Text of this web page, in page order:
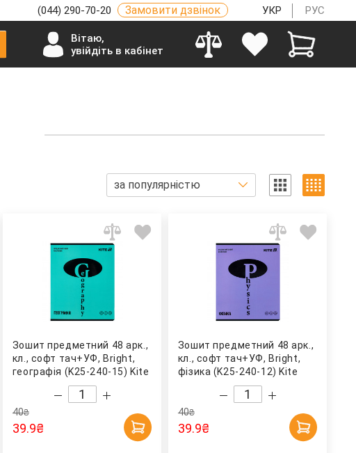
(044) 290-70-20 Замовити дзвінок УКР РУС
Вітаю,
увійдіть в кабінет
Зошит предметний 48 арк.,
кл., софт тач+УФ, Bright,
географія (K25-240-15) Kite
40₴
39.9₴
Зошит предметний 48 арк.,
кл., софт тач+УФ, Bright,
фізика (K25-240-12) Kite
40₴
39.9₴